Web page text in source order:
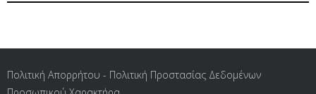
Πολιτική Απορρήτου - Πολιτική Προστασίας Δεδομένων